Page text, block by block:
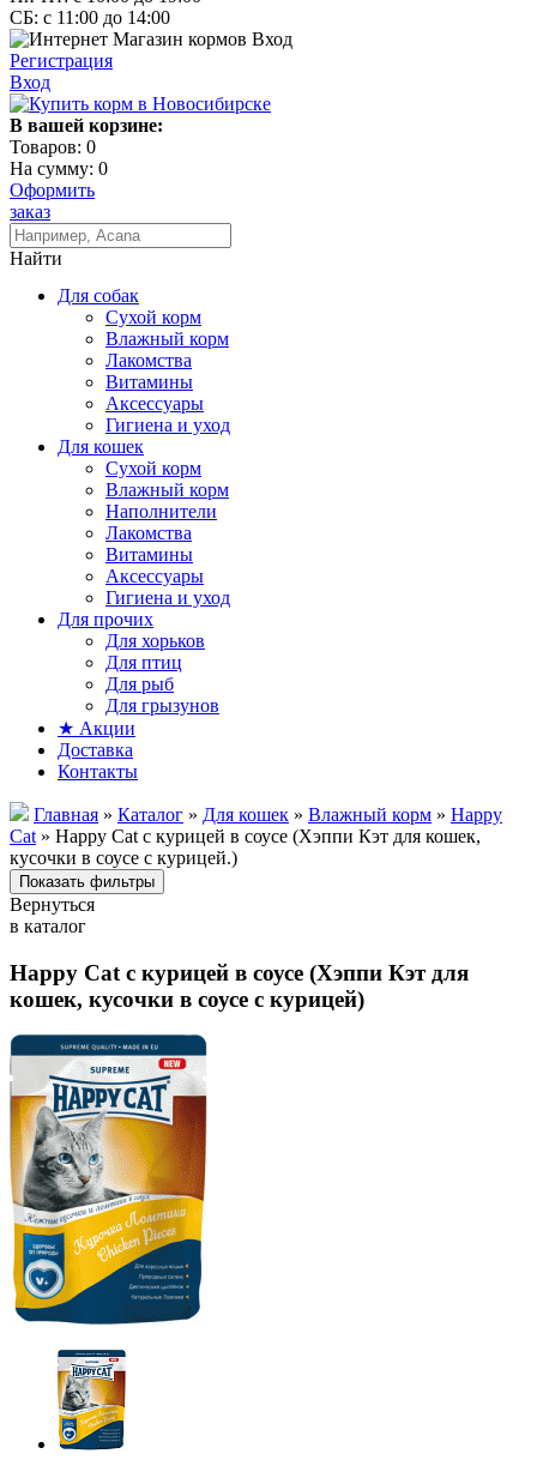
СБ: с 11:00 до 14:00
Регистрация
Вход
В вашей корзине:
Товаров: 0
На сумму: 0
Оформить
заказ
Найти
Для собак
Сухой корм
Влажный корм
Лакомства
Витамины
Аксессуары
Гигиена и уход
Для кошек
Сухой корм
Влажный корм
Наполнители
Лакомства
Витамины
Аксессуары
Гигиена и уход
Для прочих
Для хорьков
Для птиц
Для рыб
Для грызунов
★ Акции
Доставка
Контакты
Главная » Каталог » Для кошек » Влажный корм » Happy
Cat » Happy Cat с курицей в соусе (Хэппи Кэт для кошек,
кусочки в соусе с курицей.)
Вернуться
в каталог
Happy Cat с курицей в соусе (Хэппи Кэт для
кошек, кусочки в соусе с курицей)